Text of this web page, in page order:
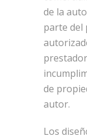
de la
parte del
de
autor.
Los